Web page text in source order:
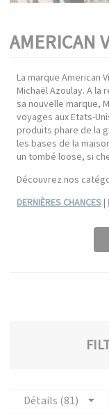
AMERICAN
La marque American
Michaël Azoulay. A la
sa nouvelle marque,
voyages aux Etats-
produits phare de la
les bases de la
un tombé loose, si
Découvrez nos
DERNIÈRES CHANCES|
Détails (81)